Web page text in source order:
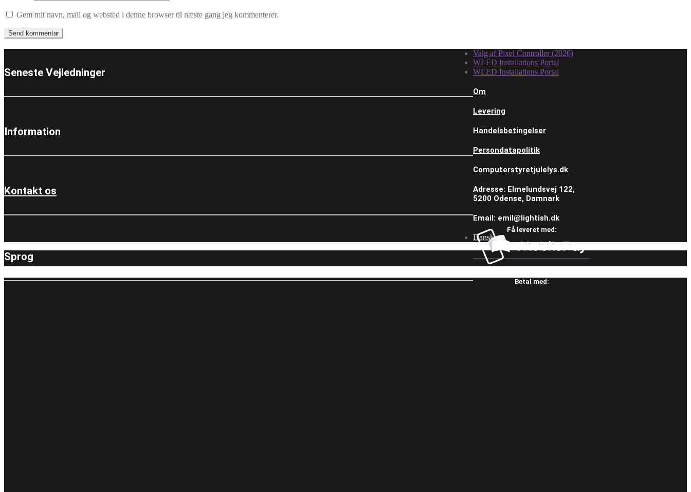
Gem mit navn, mail og websted i denne browser til næste gang jeg kommenterer.
Seneste Vejledninger
Valg af Pixel Controller (2026)
WLED Installations Portal
WLED Installations Portal
Information
Om
Levering
Handelsbetingelser
Persondatapolitik
Kontakt os
Computerstyretjulelys.dk
Adresse: Elmelundsvej 122,
5200 Odense, Damnark
Email: emil@lightish.dk
Sprog
Dansk
Betal med:
Få leveret med: